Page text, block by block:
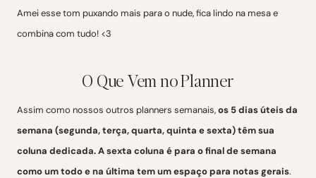
Amei esse tom puxando mais para o nude, fica lindo na mesa e
combina com tudo! <3
O Que Vem no Planner
Assim como nossos outros planners semanais,os 5 dias úteis da
semana (segunda, terça, quarta, quinta e sexta) têm sua
coluna dedicada. A sexta coluna é para o final de semana
como um todo e na última tem um espaço para notas gerais.